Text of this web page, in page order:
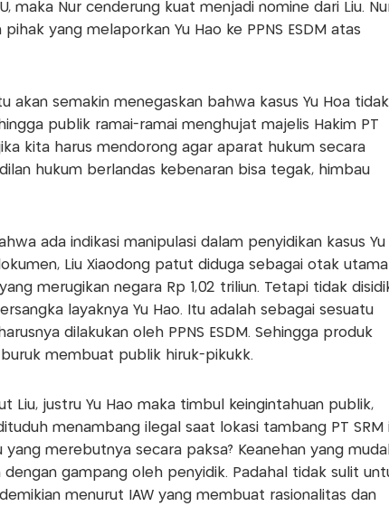
maka Nur cenderung kuat menjadi nomine dari Liu.
yang melaporkan Yu Hao ke PPNS ESDM atas
akan semakin menegaskan bahwa kasus Yu Hoa tidak
publik ramai-ramai menghujat majelis Hakim PT
kita harus mendorong agar aparat hukum secara
hukum berlandas kebenaran bisa tegak, himbau
ada indikasi manipulasi dalam penyidikan kasus Yu
Liu Xiaodong patut diduga sebagai otak utama
merugikan negara Rp 1,02 triliun. Tetapi tidak
layaknya Yu Hao. Itu adalah sebagai sesuatu
dilakukan oleh PPNS ESDM. Sehingga produk
membuat publik hiruk-pikukk.
Liu, justru Yu Hao maka timbul keingintahuan publik,
menambang ilegal saat lokasi tambang PT SRM
yang merebutnya secara paksa? Keanehan yang
gampang oleh penyidik. Padahal tidak sulit
menurut IAW yang membuat rasionalitas dan